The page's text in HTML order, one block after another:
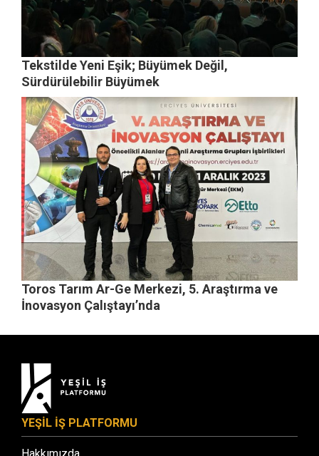
Tekstilde Yeni Eşik; Büyümek Değil,
Sürdürülebilir Büyümek
Toros Tarım Ar-Ge Merkezi, 5. Araştırma ve
İnovasyon Çalıştayı’nda
YEŞİL İŞ PLATFORMU